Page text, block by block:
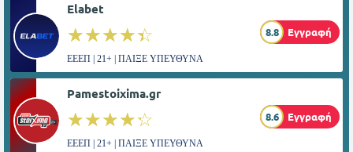
Elabet
☆☆☆☆☆
★★★★★ 8.8 Εγγραφή
ΕΕΕΠ | 21+ | ΠΑΙΞΕ ΥΠΕΥΘΥΝΑ
Pamestoixima.gr
☆☆☆☆☆
★★★★★ 8.6 Εγγραφή
ΕΕΕΠ | 21+ | ΠΑΙΞΕ ΥΠΕΥΘΥΝΑ